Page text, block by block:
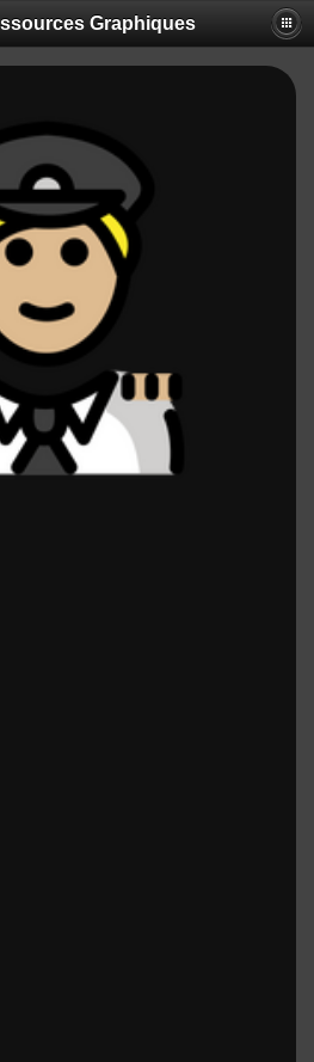
Graphiques